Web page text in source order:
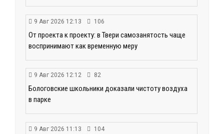
9 Авг 2026 12:13 106
От проекта к проекту: в Твери самозанятость чаще
воспринимают как временную меру
9 Авг 2026 12:12 82
Бологовские школьники доказали чистоту воздуха
в парке
9 Авг 2026 11:13 104